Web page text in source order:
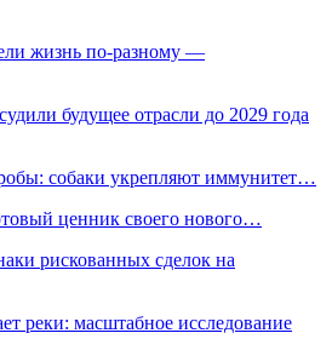
жизнь по-разному —
будущее отрасли до 2029 года
собаки укрепляют иммунитет…
ценник своего нового…
рискованных сделок на
реки: масштабное исследование